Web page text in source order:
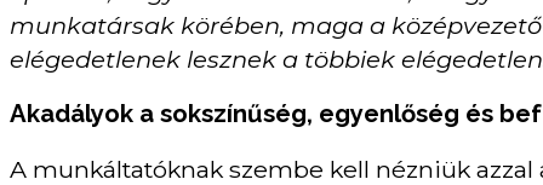
munkatársak körében, maga a
elégedetlenek lesznek a többiek
Akadályok a sokszínűség, egyenlőség és
A munkáltatóknak szembe kell nézniük